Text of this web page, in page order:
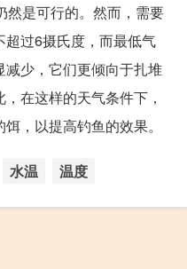
然是可行的。然而，需要
过6摄氏度，而最低气
少，它们更倾向于扎堆
在这样的天气条件下，
，以提高钓鱼的效果。
水温 温度